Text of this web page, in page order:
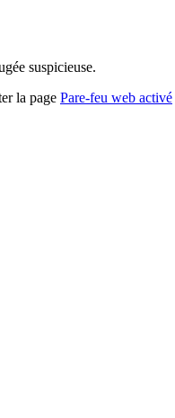
suspicieuse.
la page Pare-feu web activé